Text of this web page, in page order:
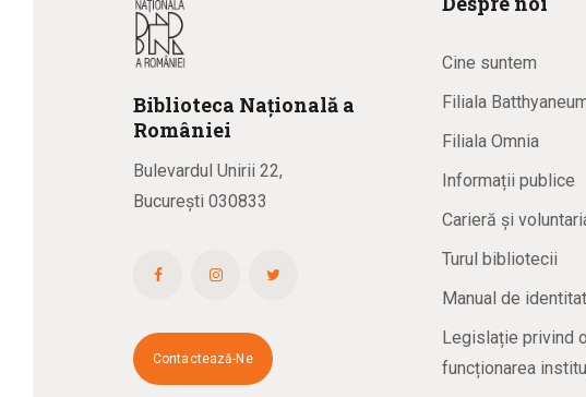
Biblioteca Națională a
României
Bulevardul Unirii 22,
București 030833
Contactează-Ne
Cine suntem
Filiala
Filiala Omnia
Informații publice
Carieră și
Turul bibliotecii
Manual de
Legislație privind
funcționarea